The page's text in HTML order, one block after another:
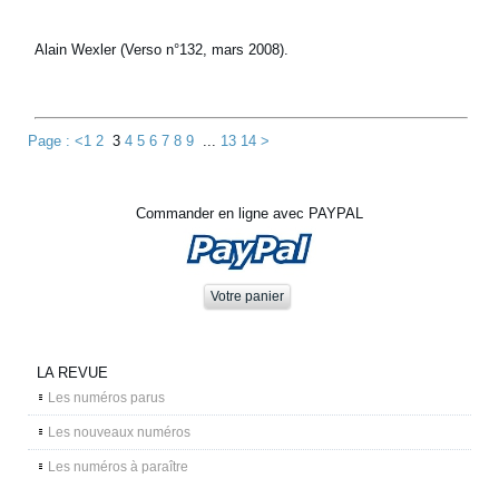
Alain Wexler (Verso n°132, mars 2008).
Page : <12 3456789 ... 13 14>
Commander en ligne avec PAYPAL
LA REVUE
Les numéros parus
Les nouveaux numéros
Les numéros à paraître